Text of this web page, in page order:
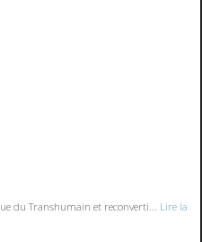
du Transhumain et reconverti...
Lire la